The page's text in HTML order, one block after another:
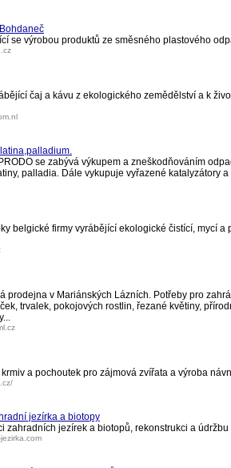
se výrobou produktů ze směsného plastového
čaj a kávu z ekologického zemědělství a k
se zabývá výkupem a zneškodňováním
palladia. Dále vykupuje vyřazené katalyzátory a
belgické firmy vyrábějící ekologické čistící, mycí a
prodejna v Mariánských Lázních. Potřeby pro
trvalek, pokojových rostlin, řezané květiny,
a pochoutek pro zájmová zvířata a výroba
jezírka a biotopy
zahradních jezírek a biotopů, rekonstrukci a údržbu